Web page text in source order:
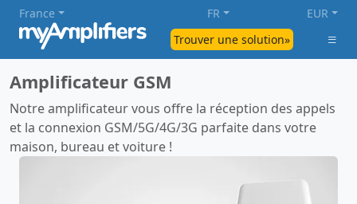
Trouver une solution»
France FR EUR
Amplificateur GSM
Notre amplificateur vous offre la réception des appels
et la connexion GSM/5G/4G/3G parfaite dans votre
maison, bureau et voiture !